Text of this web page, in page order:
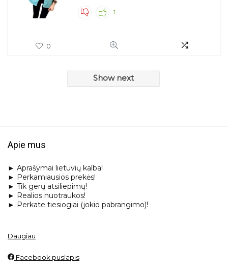
1
0
Show next
Apie mus
► Aprašymai lietuvių kalba!
► Perkamiausios prekės!
► Tik gerų atsiliepimų!
► Realios nuotraukos!
► Perkate tiesiogiai (jokio pabrangimo)!
Daugiau
Facebook puslapis